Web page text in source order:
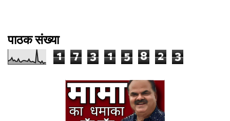
पाठक संख्या
1 7 3 1 5 8 2 3